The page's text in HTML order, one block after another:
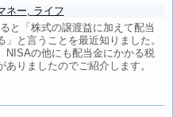
ネー
ライフ
と「株式の譲渡益に加えて配当
」と言うことを最近知りました。
NISAの他にも配当金にかかる税
ありましたのでご紹介します。